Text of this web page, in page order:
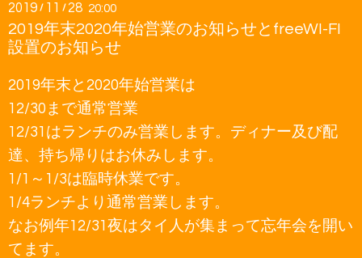
2019 / 11 / 28 20:00
2019年末2020年始営業のお知らせとfreeWI-FI
設置のお知らせ
2019年末と2020年始営業は
12/30まで通常営業
12/31はランチのみ営業します。ディナー及び配
達、持ち帰りはお休みします。
1/1～1/3は臨時休業です。
1/4ランチより通常営業します。
なお例年12/31夜はタイ人が集まって忘年会を開い
てます。